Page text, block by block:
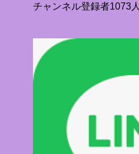
チャンネル登録者1073人